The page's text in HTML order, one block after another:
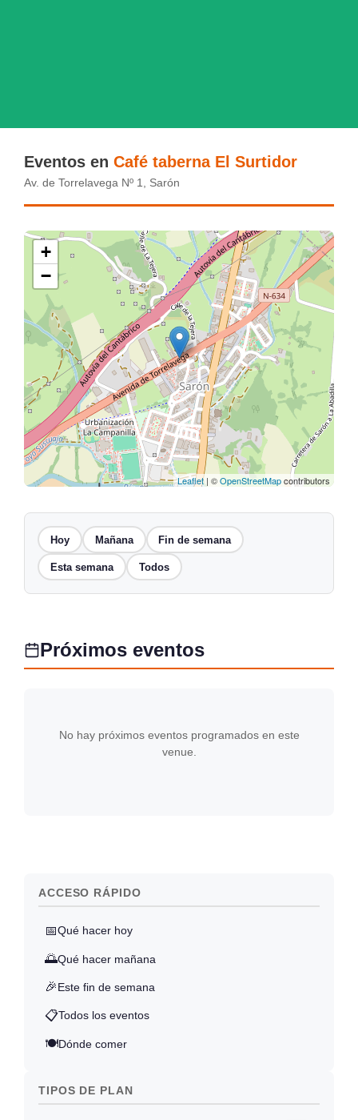
Eventos en Café taberna El Surtidor
Av. de Torrelavega Nº 1, Sarón
+
−
Leaflet| ©OpenStreetMapcontributors
Hoy Mañana Fin de semana
Esta semana Todos
Próximos eventos
No hay próximos eventos programados en este
venue.
ACCESO RÁPIDO
📅Qué hacer hoy
🌅Qué hacer mañana
🎉Este fin de semana
📋Todos los eventos
🍽️Dónde comer
TIPOS DE PLAN